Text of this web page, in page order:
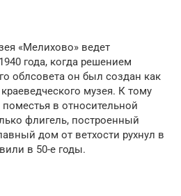
«Мелихово» ведет
года, когда решением
облсовета он был создан как
музея. К тому
в относительной
флигель, построенный
дом от ветхости рухнул в
в 50-е годы.